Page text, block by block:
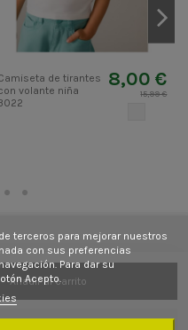
Añadir al carrito
de tirantes
volante niña
8,00 €
15,99 €
terceros para mejorar nuestros
con sus preferencias
Para dar su
Acepto.